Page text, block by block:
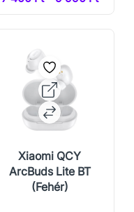
Xiaomi QCY
ArcBuds Lite BT
(Fehér)